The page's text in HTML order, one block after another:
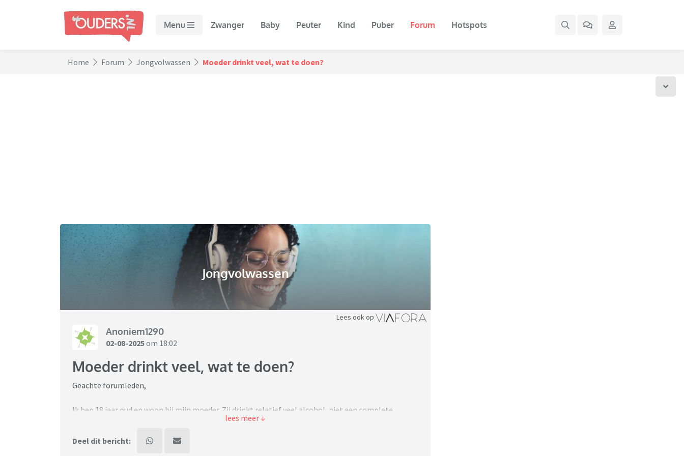
Menu Zwanger Baby Peuter Kind Puber Forum Hotspots
Home Forum Jongvolwassen Moeder drinkt veel, wat te doen?
Jongvolwassen
Lees ook op
Anoniem1290
02-08-2025om 18:02
Moeder drinkt veel, wat te doen?
Geachte forumleden,
Ik ben 18 jaar oud en woon bij mijn moeder. Zij drinkt relatief veel alcohol, niet een complete
alcoholist maar ook niet een gewone drinker die elke dag bijvoorbeeld een glaasje bij het eten
Deel dit bericht: